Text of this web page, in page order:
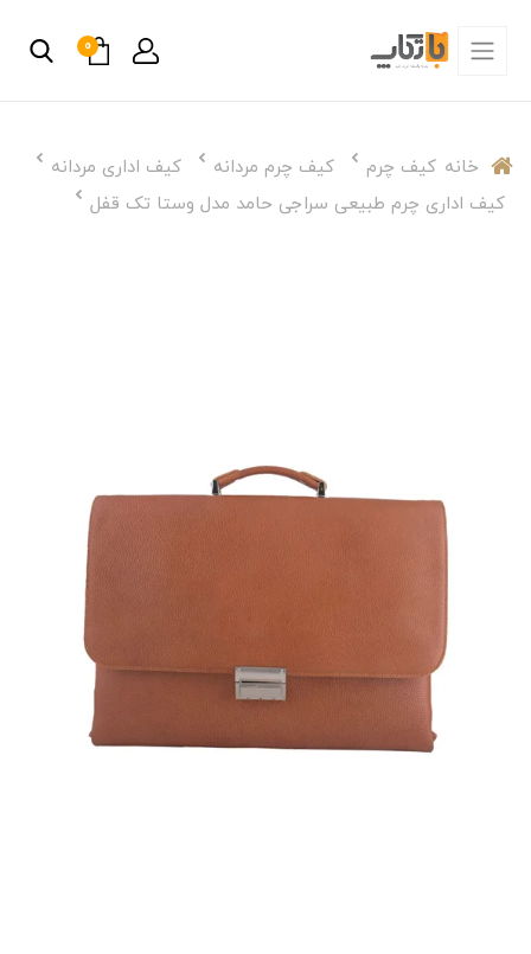
0
خانه کیف چرم کیف چرم مردانه
کیف اداری مردانه
کیف اداری چرم طبیعی سراجی حامد مدل وستا تک قفل